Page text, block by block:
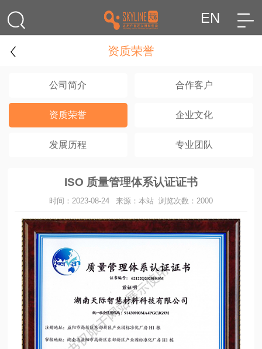
EN
资质荣誉
公司简介 合作客户
资质荣誉 企业文化
发展历程 专业团队
ISO 质量管理体系认证证书
时间：2023-08-24 来源：本站 浏览次数：2000